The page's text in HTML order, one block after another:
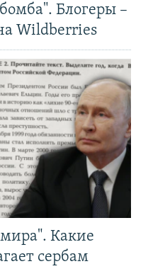
Блогеры –
Wildberries
мира". Какие
сербам